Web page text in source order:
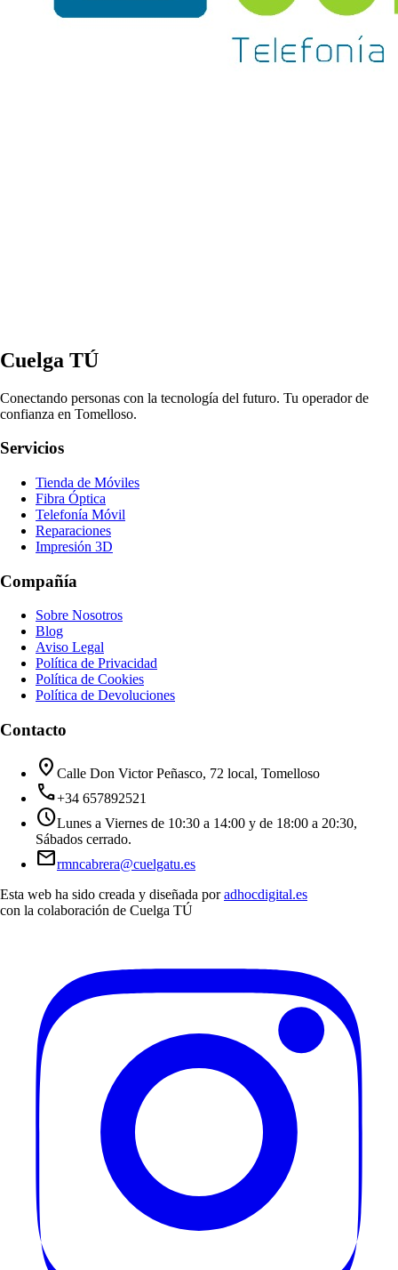
Cuelga TÚ
Conectando personas con la tecnología del futuro. Tu operador de
confianza en Tomelloso.
Servicios
Tienda de Móviles
Fibra Óptica
Telefonía Móvil
Reparaciones
Impresión 3D
Compañía
Sobre Nosotros
Blog
Aviso Legal
Política de Privacidad
Política de Cookies
Política de Devoluciones
Contacto
location_on Calle Don Victor Peñasco, 72 local, Tomelloso
call+34 657892521
scheduleLunes a Viernes de 10:30 a 14:00 y de 18:00 a 20:30,
Sábados cerrado.
mailrmncabrera@cuelgatu.es
Esta web ha sido creada y diseñada por adhocdigital.es
con la colaboración de Cuelga TÚ